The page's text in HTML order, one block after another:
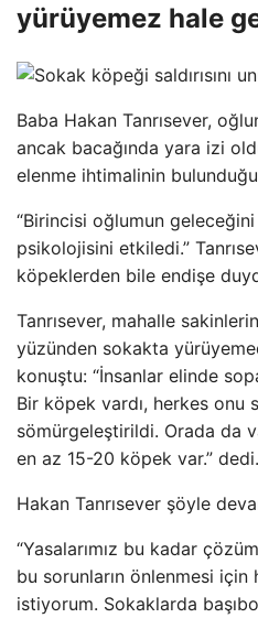
yürüyemez hale
Baba Hakan Tanrısever,
ancak bacağında yara izi
elenme ihtimalinin
“Birincisi oğlumun
psikolojisini etkiledi.”
köpeklerden bile endişe
Tanrısever, mahalle
yüzünden sokakta
konuştu: “İnsanlar elinde
Bir köpek vardı, herkes onu
sömürgeleştirildi. Orada da
en az 15-20 köpek var.” dedi.
Hakan Tanrısever şöyle
“Yasalarımız bu kadar
bu sorunların önlenmesi için
istiyorum. Sokaklarda